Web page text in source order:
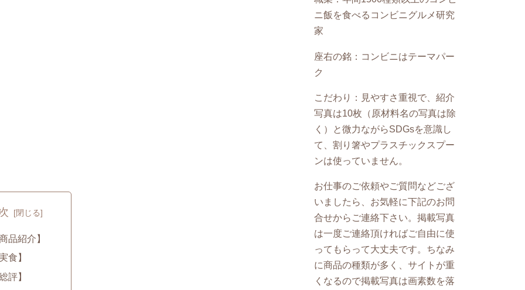
品紹介】
食】
評】
ニ飯を食べるコンビニグルメ研究
家
座右の銘：コンビニはテーマパー
ク
こだわり：見やすさ重視で、紹介
写真は10枚（原材料名の写真は除
く）と微力ながらSDGsを意識し
て、割り箸やプラスチックスプー
ンは使っていません。
お仕事のご依頼やご質問などござ
いましたら、お気軽に下記のお問
合せからご連絡下さい。掲載写真
は一度ご連絡頂ければご自由に使
ってもらって大丈夫です。ちなみ
に商品の種類が多く、サイトが重
くなるので掲載写真は画素数を落